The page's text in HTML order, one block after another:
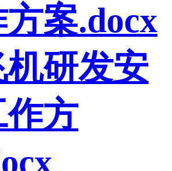
案.docx
机研发安
方